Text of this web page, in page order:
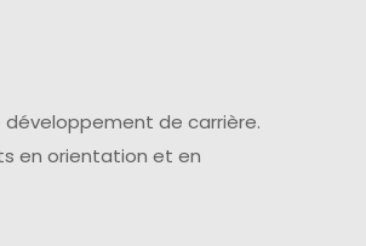
développement de carrière.
en orientation et en